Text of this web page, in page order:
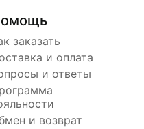
заказать
и оплата
и ответы
и возврат